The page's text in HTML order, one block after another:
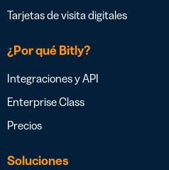
Tarjetas de visita digitales
¿Por qué Bitly?
Integraciones y API
Enterprise Class
Precios
Soluciones